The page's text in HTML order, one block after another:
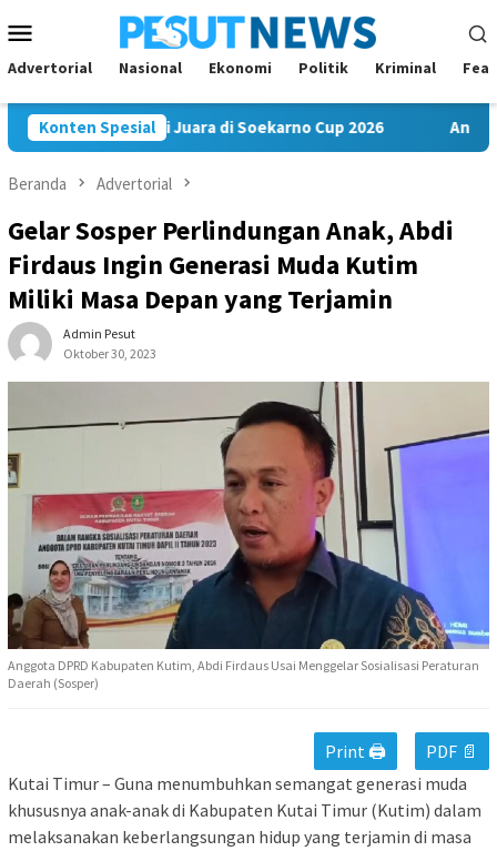
ke
kontenMobile
Advertorial Nasional Ekonomi Politik Kriminal
Konten Spesial
FC Bawa Misi Juara di Soekarno Cup 2026 Andi Satya
Beranda Advertorial
Gelar Sosper Perlindungan Anak, Abdi
Firdaus Ingin Generasi Muda Kutim
Miliki Masa Depan yang Terjamin
Admin Pesut
Oktober 30, 2023
Anggota DPRD Kabupaten Kutim, Abdi Firdaus Usai Menggelar Sosialisasi Peraturan
Daerah (Sosper)
Print 🖨
PDF 📄
Kutai Timur – Guna menumbuhkan semangat generasi muda
khususnya anak-anak di Kabupaten Kutai Timur (Kutim) dalam
melaksanakan keberlangsungan hidup yang terjamin di masa